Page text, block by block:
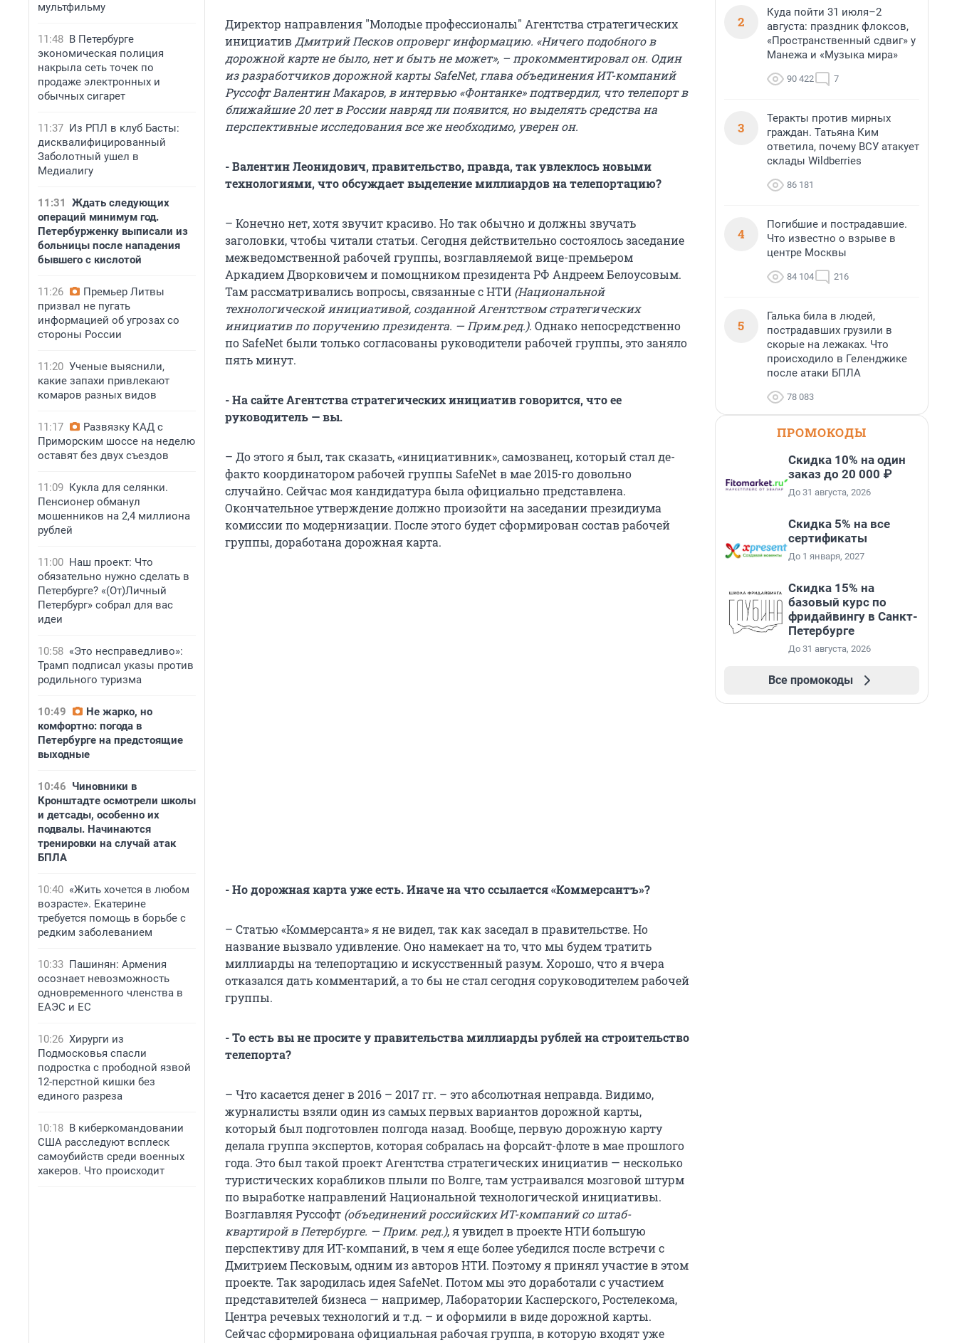
мультфильму
11:48 В Петербурге
экономическая полиция
накрыла сеть точек по
продаже электронных и
обычных сигарет
11:37 Из РПЛ в клуб Басты:
дисквалифицированный
Заболотный ушел в
Медиалигу
11:31
Ждать следующих
операций минимум год.
Петербурженку выписали из
больницы после нападения
бывшего с кислотой
11:26
Премьер Литвы
призвал не пугать
информацией об угрозах со
стороны России
11:20 Ученые выяснили,
какие запахи привлекают
комаров разных видов
11:17
Развязку КАД с
Приморским шоссе на неделю
оставят без двух съездов
11:09 Кукла для селянки.
Пенсионер обманул
мошенников на 2,4 миллиона
рублей
11:00 Наш проект: Что
обязательно нужно сделать в
Петербурге? «(От)Личный
Петербург» собрал для вас
идеи
10:58 «Это несправедливо»:
Трамп подписал указы против
родильного туризма
10:49
Не жарко, но
комфортно: погода в
Петербурге на предстоящие
выходные
10:46 Чиновники в
Кронштадте осмотрели школы
и детсады, особенно их
подвалы. Начинаются
тренировки на случай атак
БПЛА
10:40 «Жить хочется в любом
возрасте». Екатерине
требуется помощь в борьбе с
редким заболеванием
10:33 Пашинян: Армения
осознает невозможность
одновременного членства в
ЕАЭС и ЕС
10:26 Хирурги из
Подмосковья спасли
подростка с прободной язвой
12-перстной кишки без
единого разреза
10:18 В киберкомандовании
США расследуют всплеск
самоубийств среди военных
хакеров. Что происходит
Директор направления "Молодые профессионалы" Агентства стратегических
инициатив Дмитрий Песков опроверг информацию. «Ничего подобного в
дорожной карте не было, нет и быть не может», – прокомментировал он. Один
из разработчиков дорожной карты SafeNet, глава объединения ИТ-компаний
Руссофт Валентин Макаров, в интервью «Фонтанке» подтвердил, что телепорт в
ближайшие 20 лет в России навряд ли появится, но выделять средства на
перспективные исследования все же необходимо, уверен он.
- Валентин Леонидович, правительство, правда, так увлеклось новыми
технологиями, что обсуждает выделение миллиардов на телепортацию?
– Конечно нет, хотя звучит красиво. Но так обычно и должны звучать
заголовки, чтобы читали статьи. Сегодня действительно состоялось заседание
межведомственной рабочей группы, возглавляемой вице-премьером
Аркадием Дворковичем и помощником президента РФ Андреем Белоусовым.
Там рассматривались вопросы, связанные с НТИ (Национальной
технологической инициативой, созданной Агентством стратегических
инициатив по поручению президента. — Прим.ред.). Однако непосредственно
по SafeNet были только согласованы руководители рабочей группы, это заняло
пять минут.
- На сайте Агентства стратегических инициатив говорится, что ее
руководитель — вы.
– До этого я был, так сказать, «инициативник», самозванец, который стал де-
факто координатором рабочей группы SafeNet в мае 2015-го довольно
случайно. Сейчас моя кандидатура была официально представлена.
Окончательное утверждение должно произойти на заседании президиума
комиссии по модернизации. После этого будет сформирован состав рабочей
группы, доработана дорожная карта.
- Но дорожная карта уже есть. Иначе на что ссылается «Коммерсантъ»?
– Статью «Коммерсанта» я не видел, так как заседал в правительстве. Но
название вызвало удивление. Оно намекает на то, что мы будем тратить
миллиарды на телепортацию и искусственный разум. Хорошо, что я вчера
отказался дать комментарий, а то бы не стал сегодня соруководителем рабочей
группы.
- То есть вы не просите у правительства миллиарды рублей на строительство
телепорта?
– Что касается денег в 2016 – 2017 гг. – это абсолютная неправда. Видимо,
журналисты взяли один из самых первых вариантов дорожной карты,
который был подготовлен полгода назад. Вообще, первую дорожную карту
делала группа экспертов, которая собралась на форсайт-флоте в мае прошлого
года. Это был такой проект Агентства стратегических инициатив — несколько
туристических корабликов плыли по Волге, там устраивался мозговой штурм
по выработке направлений Национальной технологической инициативы.
Возглавляя Руссофт (объединений российских ИТ-компаний со штаб-
квартирой в Петербурге. — Прим. ред.), я увидел в проекте НТИ большую
перспективу для ИТ-компаний, в чем я еще более убедился после встречи с
Дмитрием Песковым, одним из авторов НТИ. Поэтому я принял участие в этом
проекте. Так зародилась идея SafeNet. Потом мы это доработали с участием
представителей бизнеса — например, Лаборатории Касперского, Ростелекома,
Центра речевых технологий и т.д. – и оформили в виде дорожной карты.
Сейчас сформирована официальная рабочая группа, в которую входят уже
2
Куда пойти 31 июля–2
августа: праздник флоксов,
«Пространственный сдвиг» у
Манежа и «Музыка мира»
90 422 7
3
Теракты против мирных
граждан. Татьяна Ким
ответила, почему ВСУ атакует
склады Wildberries
86 181
4
Погибшие и пострадавшие.
Что известно о взрыве в
центре Москвы
84 104 216
5
Галька била в людей,
пострадавших грузили в
скорые на лежаках. Что
происходило в Геленджике
после атаки БПЛА
78 083
ПРОМОКОДЫ
Скидка 10% на один
заказ до 20 000 ₽
До 31 августа, 2026
Скидка 5% на все
сертификаты
До 1 января, 2027
Скидка 15% на
базовый курс по
фридайвингу в Санкт-
Петербурге
До 31 августа, 2026
Все промокоды